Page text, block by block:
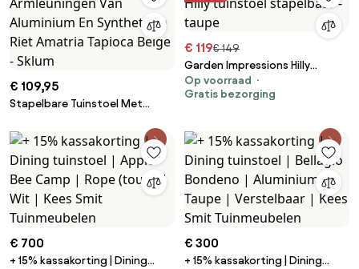
€ 109,95
Stapelbare Tuinstoel Met
Synthetisch Riet Amatria
€ 119€ 149
Garden Impressions Hilly
tuinstoel stapelbaar - taupe
Op voorraad
Gratis bezorging
€ 700
+ 15% kassakorting | Dining
€ 300
+ 15% kassakorting | Dining